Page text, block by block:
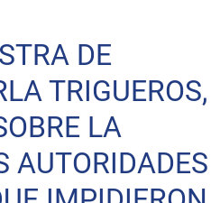
DE
TRIGUEROS,
LA
AUTORIDADES